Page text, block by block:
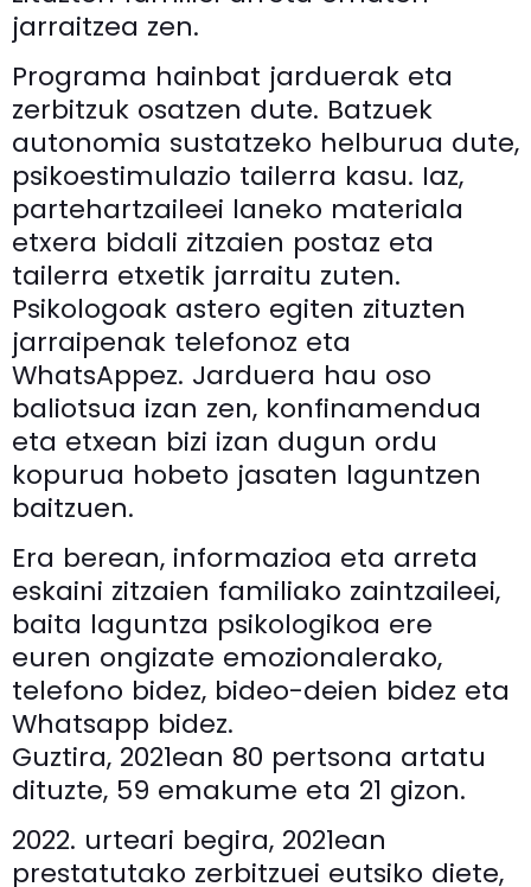
jarraitzea zen.
Programa hainbat jarduerak eta
zerbitzuk osatzen dute. Batzuek
autonomia sustatzeko helburua dute,
psikoestimulazio tailerra kasu. Iaz,
partehartzaileei laneko materiala
etxera bidali zitzaien postaz eta
tailerra etxetik jarraitu zuten.
Psikologoak astero egiten zituzten
jarraipenak telefonoz eta
WhatsAppez. Jarduera hau oso
baliotsua izan zen, konfinamendua
eta etxean bizi izan dugun ordu
kopurua hobeto jasaten laguntzen
baitzuen.
Era berean, informazioa eta arreta
eskaini zitzaien familiako zaintzaileei,
baita laguntza psikologikoa ere
euren ongizate emozionalerako,
telefono bidez, bideo-deien bidez eta
Whatsapp bidez.
Guztira, 2021ean 80 pertsona artatu
dituzte, 59 emakume eta 21 gizon.
2022. urteari begira, 2021ean
prestatutako zerbitzuei eutsiko diete,